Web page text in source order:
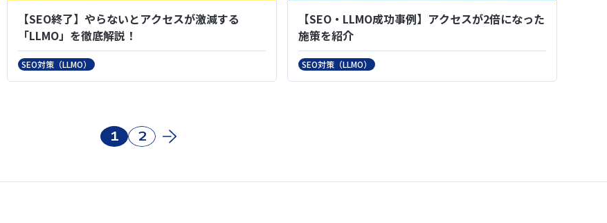
【SEO終了】やらないとアクセスが激減する
「LLMO」を徹底解説！
SEO対策（LLMO）
【SEO・LLMO成功事例】アクセスが2倍になった
施策を紹介
SEO対策（LLMO）
1 2